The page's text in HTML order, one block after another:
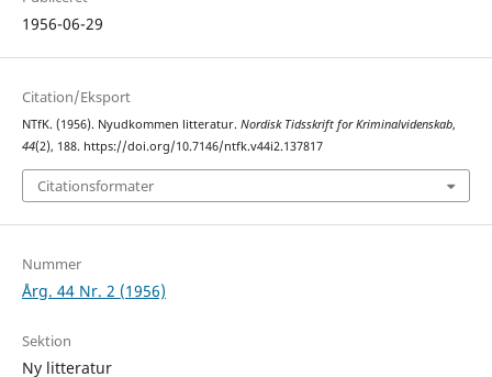
1956-06-29
Citation/Eksport
NTfK. (1956). Nyudkommen litteratur. Nordisk Tidsskrift for Kriminalvidenskab,
44(2), 188. https://doi.org/10.7146/ntfk.v44i2.137817
Citationsformater
Nummer
Årg. 44 Nr. 2 (1956)
Sektion
Ny litteratur